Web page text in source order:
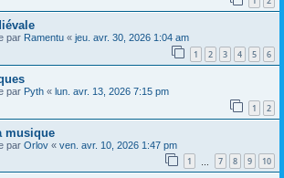
par Ramentu « jeu. avr. 30, 2026 1:04 am
1 2 3 4 5 6
par Pyth « lun. avr. 13, 2026 7:15 pm
1 2
musique
par Orlov « ven. avr. 10, 2026 1:47 pm
1 7 8 9 10